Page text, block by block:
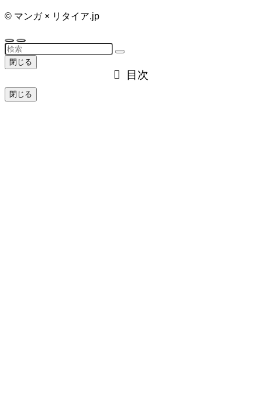
© マンガ × リタイア.jp
閉じる
目次
閉じる